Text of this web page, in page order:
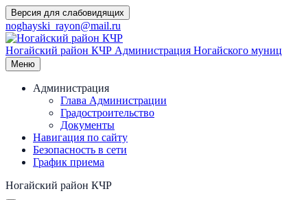
Перейти
к
содержимому
Версия для слабовидящих
noghayski_rayon@mail.ru
Ногайский район КЧР Администрация Ногайского
Меню
Администрация
Глава Администрации
Градостроительство
Документы
Навигация по сайту
Безопасность в сети
График приема
Ногайский район КЧР